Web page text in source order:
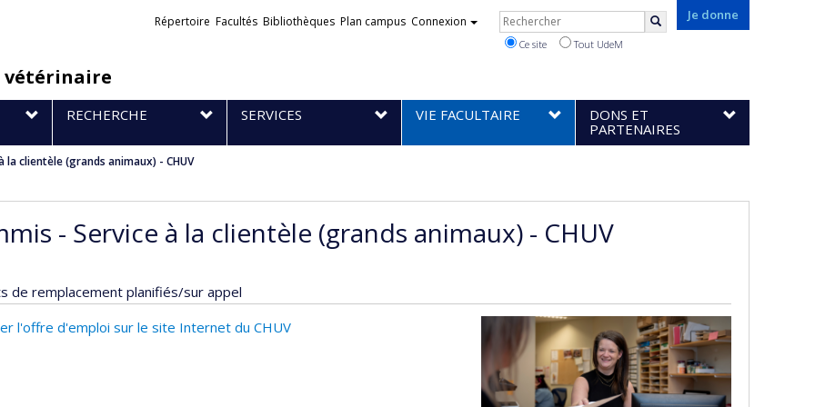
vétérinaire
Je donne
Liens
Répertoire Facultés Bibliothèques Plan campus Connexion Rechercher
Ce site Tout UdeM
RECHERCHE SERVICES VIE FACULTAIRE
DONS ET
PARTENAIRES
la clientèle (grands animaux) - CHUV
- Service à la clientèle (grands animaux) - CHUV
de remplacement planifiés/sur appel
l'offre d'emploi sur le site Internet du CHUV